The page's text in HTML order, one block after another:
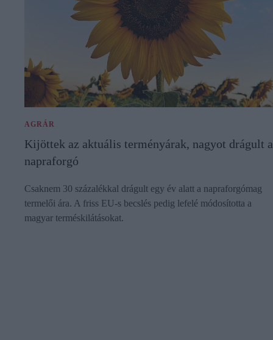
AGRÁR
Kijöttek az aktuális terményárak, nagyot drágult a
napraforgó
Csaknem 30 százalékkal drágult egy év alatt a napraforgómag
termelői ára. A friss EU-s becslés pedig lefelé módosította a
magyar terméskilátásokat.